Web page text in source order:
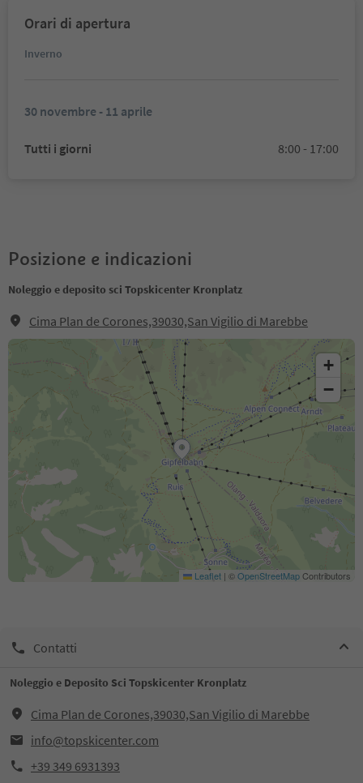
Orari di apertura
Inverno
30 novembre - 11 aprile
Tutti i giorni 8:00 - 17:00
Posizione e indicazioni
Noleggio e deposito sci Topskicenter Kronplatz
Cima Plan de Corones,39030,San Vigilio di Marebbe
+
−
Leaflet | ©OpenStreetMapContributors
Contatti
Noleggio e Deposito Sci Topskicenter Kronplatz
Cima Plan de Corones,39030,San Vigilio di Marebbe
info@topskicenter.com
+39 349 6931393